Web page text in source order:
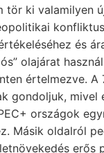
tör ki valamilyen
és
olajárat
értelmezve. A
gondoljuk, mivel
országok
Másik oldalról
erős